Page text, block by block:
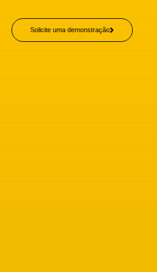
Solicite uma demonstração